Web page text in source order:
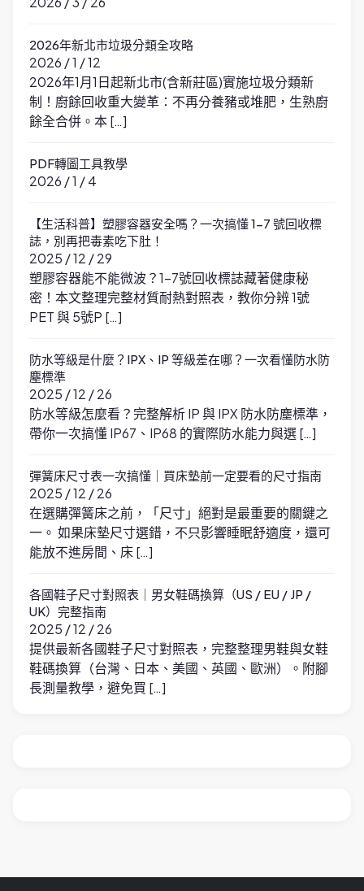
2026年新北市垃圾分類全攻略
2026 / 1 / 12
2026年1月1日起新北市(含新莊區)實施垃圾分類新
制！廚餘回收重大變革：不再分養豬或堆肥，生熟廚
餘全合併。本 […]
PDF轉圖工具教學
2026 / 1 / 4
【生活科普】塑膠容器安全嗎？一次搞懂 1-7 號回收標
誌，別再把毒素吃下肚！
2025 / 12 / 29
塑膠容器能不能微波？1-7號回收標誌藏著健康秘
密！本文整理完整材質耐熱對照表，教你分辨 1號
PET 與 5號P […]
防水等級是什麼？IPX、IP 等級差在哪？一次看懂防水防
塵標準
2025 / 12 / 26
防水等級怎麼看？完整解析 IP 與 IPX 防水防塵標準，
帶你一次搞懂 IP67、IP68 的實際防水能力與選 […]
彈簧床尺寸表一次搞懂｜買床墊前一定要看的尺寸指南
2025 / 12 / 26
在選購彈簧床之前，「尺寸」絕對是最重要的關鍵之
一。 如果床墊尺寸選錯，不只影響睡眠舒適度，還可
能放不進房間、床 […]
各國鞋子尺寸對照表｜男女鞋碼換算（US / EU / JP /
UK）完整指南
2025 / 12 / 26
提供最新各國鞋子尺寸對照表，完整整理男鞋與女鞋
鞋碼換算（台灣、日本、美國、英國、歐洲）。附腳
長測量教學，避免買 […]